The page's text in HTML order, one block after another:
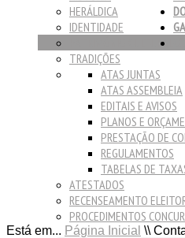
HERÁLDICA
IDENTIDADE
PATRIMÓNIO CULTURAL
TRADIÇÕES
ATAS JUNTAS
ATAS ASSEMBLEIA
EDITAIS E AVISOS
PLANOS E
PRESTAÇÃO DE
REGULAMENTOS
TABELAS DE
ATESTADOS
RECENSEAMENTO
PROCEDIMENTOS
Está em... Página Inicial \\